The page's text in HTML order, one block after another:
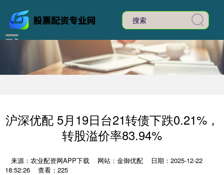
沪深优配 5月19日台21转债下跌0.21%，
转股溢价率83.94%
来源：农业配资网APP下载 网站：金御优配
日期：2025-12-22
18:52:26
查看：225